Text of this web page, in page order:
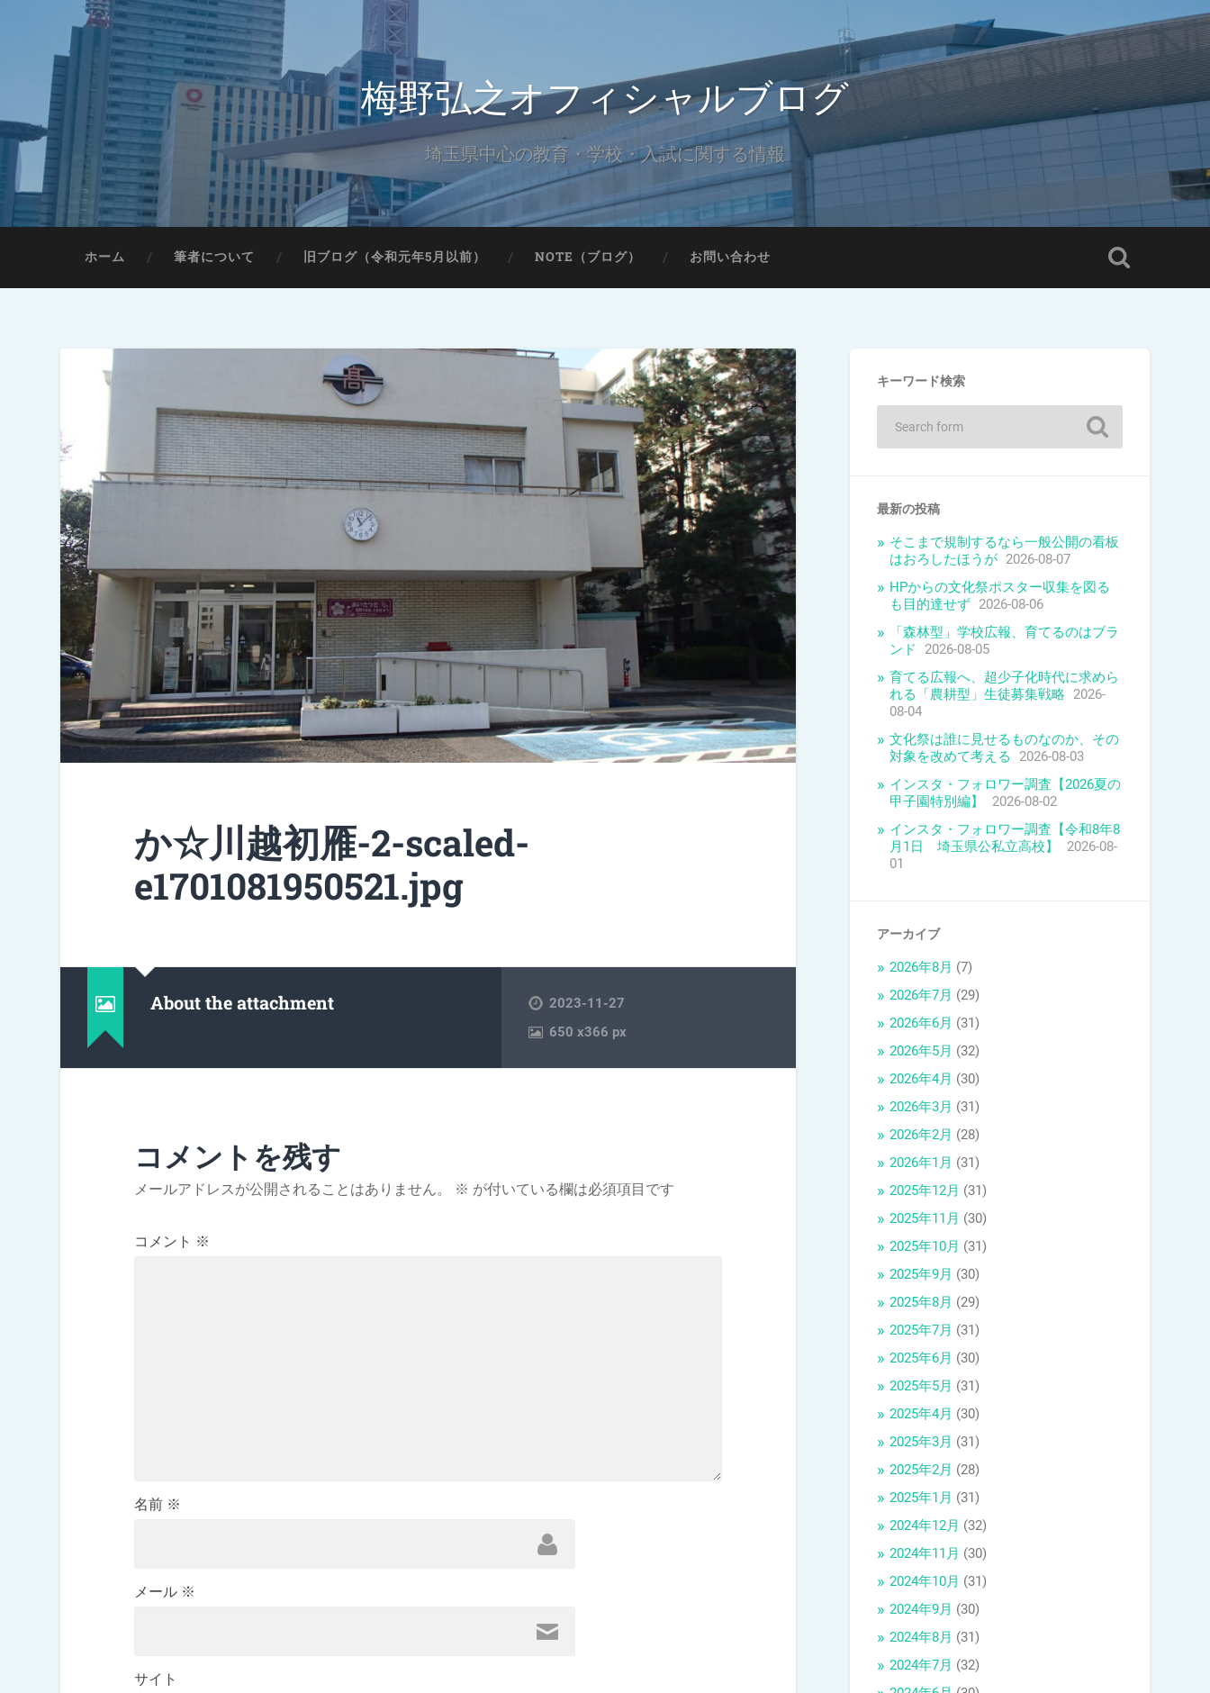
梅野弘之オフィシャルブログ
埼玉県中心の教育・学校・入試に関する情報
ホーム 筆者について 旧ブログ（令和元年5月以前） NOTE（ブログ） お問い合わせ
か☆川越初雁-2-scaled-
e1701081950521.jpg
About the attachment
2023-11-27
650x366 px
コメントを残す
メールアドレスが公開されることはありません。 ※ が付いている欄は必須項目です
コメント ※
名前 ※
メール ※
サイト
キーワード検索
最新の投稿
そこまで規制するなら一般公開の看板
はおろしたほうが 2026-08-07
HPからの文化祭ポスター収集を図る
も目的達せず 2026-08-06
「森林型」学校広報、育てるのはブラ
ンド
2026-08-05
育てる広報へ、超少子化時代に求めら
れる「農耕型」生徒募集戦略 2026-
08-04
文化祭は誰に見せるものなのか、その
対象を改めて考える
2026-08-03
インスタ・フォロワー調査【2026夏の
甲子園特別編】
2026-08-02
インスタ・フォロワー調査【令和8年8
月1日 埼玉県公私立高校】
2026-08-
01
アーカイブ
2026年8月 (7)
2026年7月 (29)
2026年6月 (31)
2026年5月 (32)
2026年4月 (30)
2026年3月 (31)
2026年2月 (28)
2026年1月 (31)
2025年12月 (31)
2025年11月 (30)
2025年10月 (31)
2025年9月 (30)
2025年8月 (29)
2025年7月 (31)
2025年6月 (30)
2025年5月 (31)
2025年4月 (30)
2025年3月 (31)
2025年2月 (28)
2025年1月 (31)
2024年12月 (32)
2024年11月 (30)
2024年10月 (31)
2024年9月 (30)
2024年8月 (31)
2024年7月 (32)